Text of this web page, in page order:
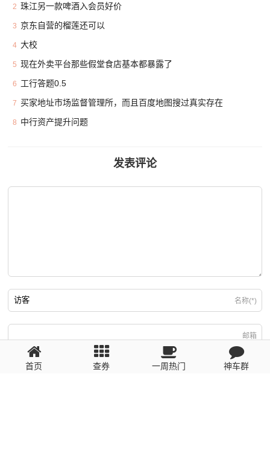
2 珠江另一款啤酒入会员好价
3 京东自营的榴莲还可以
4 大校
5 现在外卖平台那些假堂食店基本都暴露了
6 工行答题0.5
7 买家地址市场监督管理所，而且百度地图搜过真实存在
8 中行资产提升问题
发表评论
名称(*)
邮箱
回复需填写必要信息
首页 查券 一周热门 神车群